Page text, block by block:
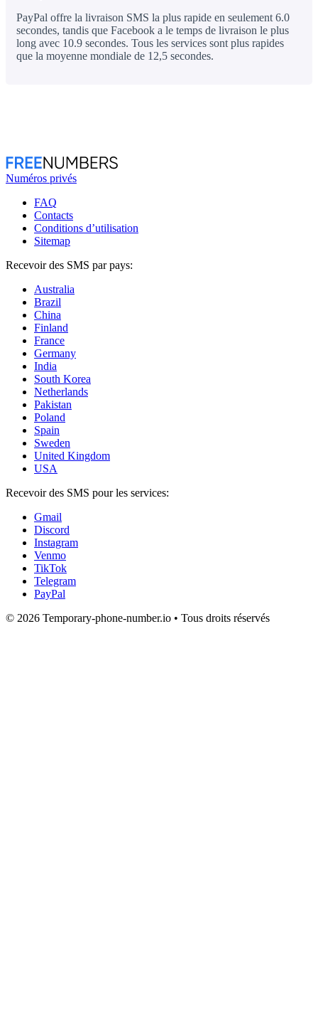
PayPal offre la livraison SMS la plus rapide en seulement 6.0
secondes, tandis que Facebook a le temps de livraison le plus
long avec 10.9 secondes. Tous les services sont plus rapides
que la moyenne mondiale de 12,5 secondes.
Numéros privés
FAQ
Contacts
Conditions d’utilisation
Sitemap
Recevoir des SMS par pays:
Australia
Brazil
China
Finland
France
Germany
India
South Korea
Netherlands
Pakistan
Poland
Spain
Sweden
United Kingdom
USA
Recevoir des SMS pour les services:
Gmail
Discord
Instagram
Venmo
TikTok
Telegram
PayPal
© 2026 Temporary-phone-number.io • Tous droits réservés